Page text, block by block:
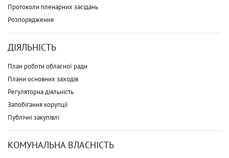
Протоколи пленарних засідань
Розпорядження
ДІЯЛЬНІСТЬ
План роботи обласної ради
Плани основних заходів
Регуляторна діяльність
Запобігання корупції
Публічні закупівлі
КОМУНАЛЬНА ВЛАСНІСТЬ